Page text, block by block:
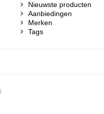
Nieuwste producten
Aanbiedingen
Merken
Tags